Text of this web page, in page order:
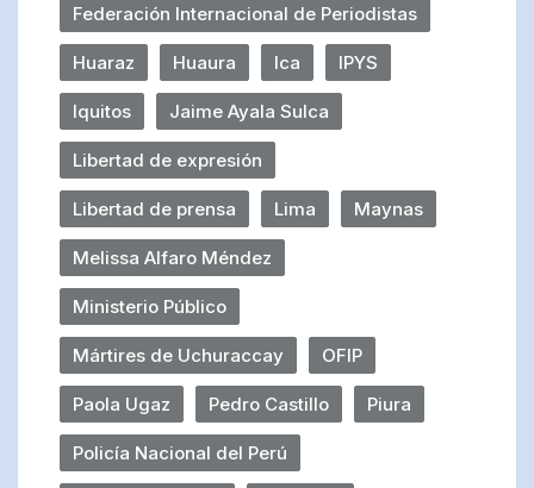
Federación Internacional de Periodistas
Huaraz Huaura Ica IPYS
Iquitos Jaime Ayala Sulca
Libertad de expresión
Libertad de prensa Lima Maynas
Melissa Alfaro Méndez
Ministerio Público
Mártires de Uchuraccay OFIP
Paola Ugaz Pedro Castillo Piura
Policía Nacional del Perú